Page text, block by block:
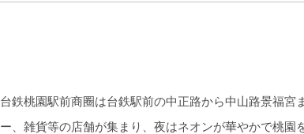
台鉄桃園駅前商圈は台鉄駅前の中正路から中山路景福
ー、雑貨等の店舗が集まり、夜はネオンが華やかで桃園